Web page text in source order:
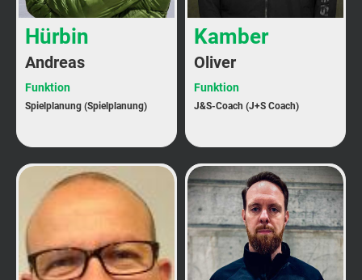
Hürbin
Andreas
Funktion
Spielplanung (Spielplanung)
Kamber
Oliver
Funktion
J&S-Coach (J+S Coach)